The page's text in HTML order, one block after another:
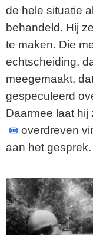
de hele situatie
behandeld. Hij
te maken. Die
echtscheiding,
meegemaakt,
gespeculeerd
Daarmee laat hij
overdreven
aan het gesprek.